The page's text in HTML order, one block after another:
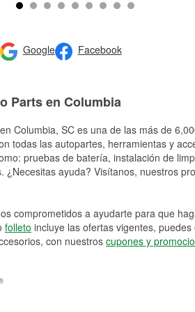
Google Facebook
Parts en Columbia
Columbia, SC es una de las más de
todas las autopartes, herramientas y
pruebas de batería, instalación de
¿Necesitas ayuda? Visítanos, nuestros
comprometidos a ayudarte para que
folleto incluye las ofertas vigentes,
con nuestros cupones y